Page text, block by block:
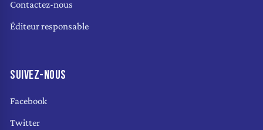
Contactez-nous
Éditeur responsable
SUIVEZ-NOUS
Facebook
Twitter